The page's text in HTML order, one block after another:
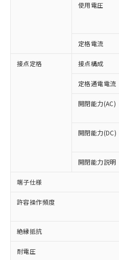
使用電圧
定格電流
接点定格 接点構成
定格通電電流
開閉能力(AC)
開閉能力(DC)
開閉能力説明
端子仕様
許容操作頻度
絶縁抵抗
耐電圧
ご利用条件
以下の条件をお読み
本サービスは、
商品の当社在庫
(税抜)を提供さ
当社制御機器事
本サービスの対
ことをご了承く
※1 対応状況
対応済み：EU
非含有に対応した製品
対応予定：EU RoHS
有に対応した製品に
対応予定なし：EU
非含有に非対応の商
調査・確認中：EU
非含有の対応状況を
商品です。
非該当品：ライセン
害物質有無と関係のな
仕入先様の事情により
いたものが、含有品
「○」：最大均質材
「×」：最大均質材料
基準値を超えている
当社は、これら